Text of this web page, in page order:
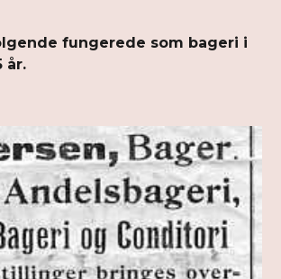
fungerede som bageri i
år.